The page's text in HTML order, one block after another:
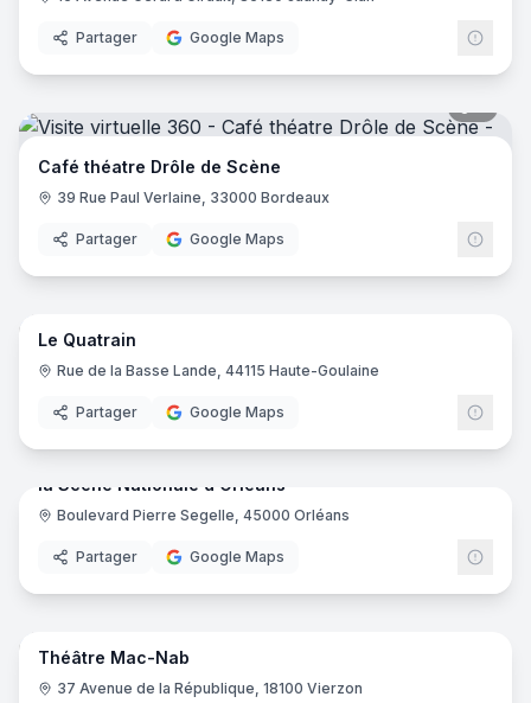
Partager Google Maps
Café théatre Drôle de Scène
39 Rue Paul Verlaine, 33000 Bordeaux
Partager Google Maps
5
Le Quatrain
Rue de la Basse Lande, 44115 Haute-Goulaine
Partager Google Maps
26
la Scène Nationale d'Orléans
Boulevard Pierre Segelle, 45000 Orléans
Partager Google Maps
12
Théâtre Mac-Nab
37 Avenue de la République, 18100 Vierzon